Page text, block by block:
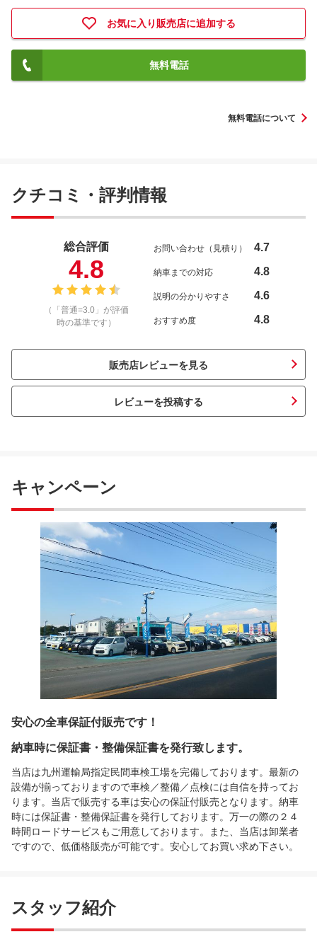
お気に入り販売店に追加する
無料電話
無料電話について
クチコミ・評判情報
総合評価
4.8
（「普通=3.0」が評価
時の基準です）
お問い合わせ（見積り） 4.7
納車までの対応 4.8
説明の分かりやすさ 4.6
おすすめ度 4.8
販売店レビューを見る
レビューを投稿する
キャンペーン
安心の全車保証付販売です！
納車時に保証書・整備保証書を発行致します。
当店は九州運輸局指定民間車検工場を完備しております。最新の
設備が揃っておりますので車検／整備／点検には自信を持ってお
ります。当店で販売する車は安心の保証付販売となります。納車
時には保証書・整備保証書を発行しております。万一の際の２４
時間ロードサービスもご用意しております。また、当店は卸業者
ですので、低価格販売が可能です。安心してお買い求め下さい。
スタッフ紹介